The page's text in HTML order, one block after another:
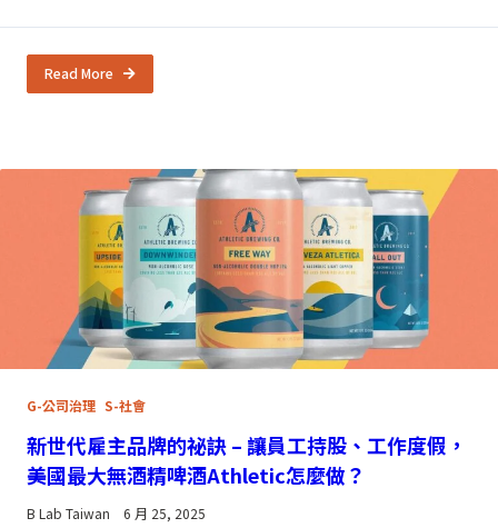
Read More
G-公司治理 S-社會
新世代雇主品牌的祕訣 – 讓員工持股、工作度假，
美國最大無酒精啤酒Athletic怎麼做？
B Lab Taiwan 6 月 25, 2025